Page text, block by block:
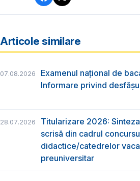
Articole similare
07.08.2026
Examenul național de
Informare privind
28.07.2026
Titularizare 2026:
scrisă din cadrul
didactice/catedrelor
preuniversitar